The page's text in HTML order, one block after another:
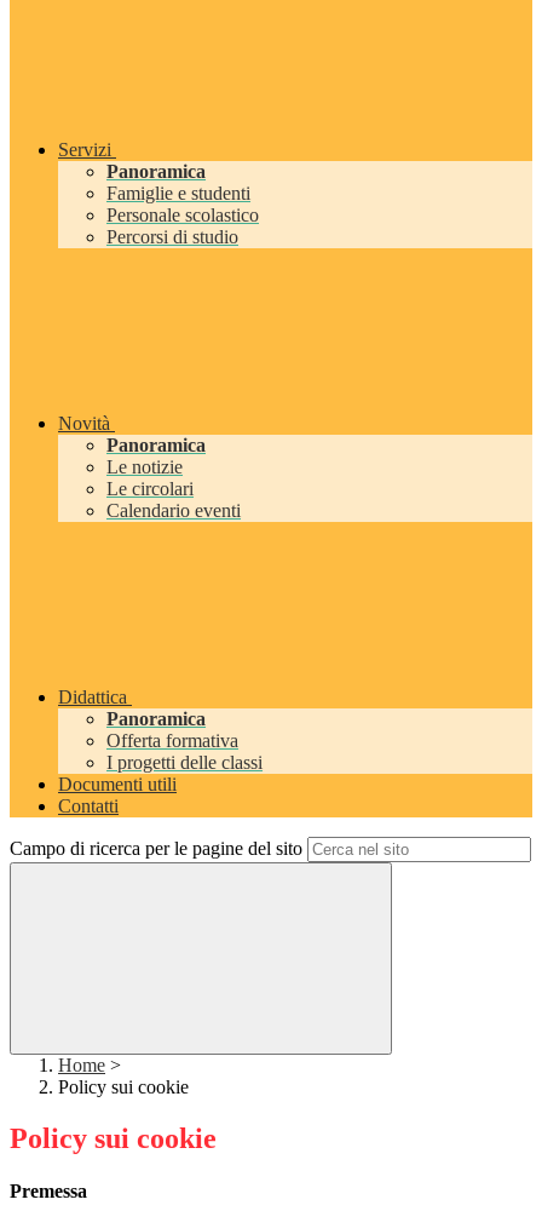
Servizi
Panoramica
Famiglie e studenti
Personale scolastico
Percorsi di studio
Novità
Panoramica
Le notizie
Le circolari
Calendario eventi
Didattica
Panoramica
Offerta formativa
I progetti delle classi
Documenti utili
Contatti
Campo di ricerca per le pagine del sito
Home >
Policy sui cookie
Policy sui cookie
Premessa